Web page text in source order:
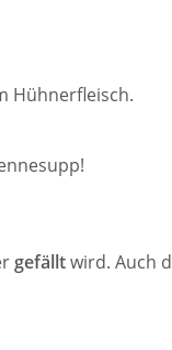
Hühnerfleisch.
gefälltwird. Auch